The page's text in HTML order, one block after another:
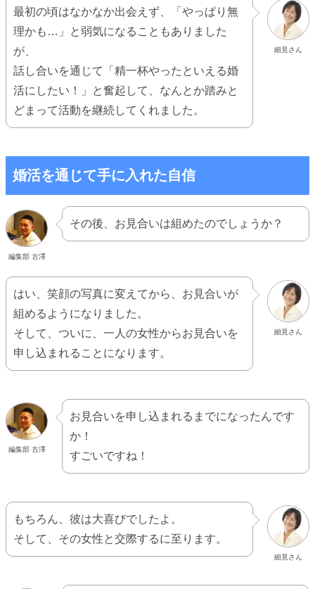
細見さん
最初の頃はなかなか出会えず、「やっぱり無
理かも…」と弱気になることもありました
が、
話し合いを通じて「精一杯やったといえる婚
活にしたい！」と奮起して、なんとか踏みと
どまって活動を継続してくれました。
婚活を通じて手に入れた自信
編集部 古澤
その後、お見合いは組めたのでしょうか？
細見さん
はい、笑顔の写真に変えてから、お見合いが
組めるようになりました。
そして、ついに、一人の女性からお見合いを
申し込まれることになります。
編集部 古澤
お見合いを申し込まれるまでになったんです
か！
すごいですね！
細見さん
もちろん、彼は大喜びでしたよ。
そして、その女性と交際するに至ります。